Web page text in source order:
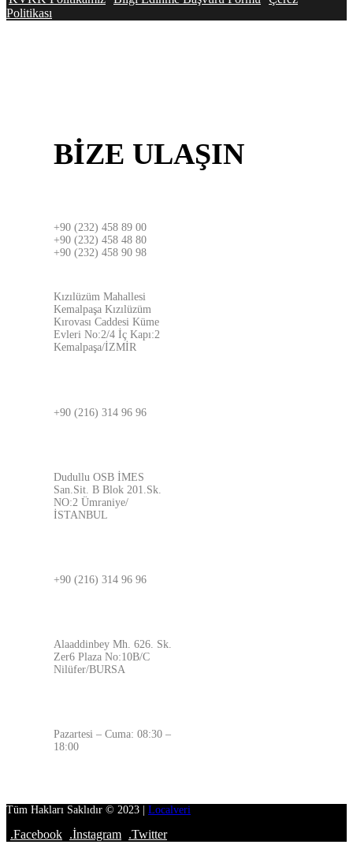
Politikası
BİZE ULAŞIN
+90 (232) 458 89 00
+90 (232) 458 48 80
+90 (232) 458 90 98
Kızılüzüm Mahallesi
Kemalpaşa Kızılüzüm
Kırovası Caddesi Küme
Evleri No:2/4 İç Kapı:2
Kemalpaşa/İZMİR
+90 (216) 314 96 96
Dudullu OSB İMES
San.Sit. B Blok 201.Sk.
NO:2 Ümraniye/
İSTANBUL
+90 (216) 314 96 96
Alaaddinbey Mh. 626. Sk.
Zer6 Plaza No:10B/C
Nilüfer/BURSA
Pazartesi – Cuma: 08:30 –
18:00
Tüm Hakları Saklıdır © 2023 | Localveri
.Facebook .İnstagram .Twitter